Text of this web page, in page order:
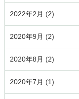
2022年2月 (2)
2020年9月 (2)
2020年8月 (2)
2020年7月 (1)